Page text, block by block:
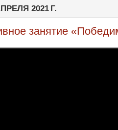
2021 Г.
занятие